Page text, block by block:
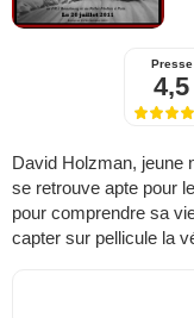
Presse
4,5
David Holzman, jeune
se retrouve apte pour
pour comprendre sa
capter sur pellicule la